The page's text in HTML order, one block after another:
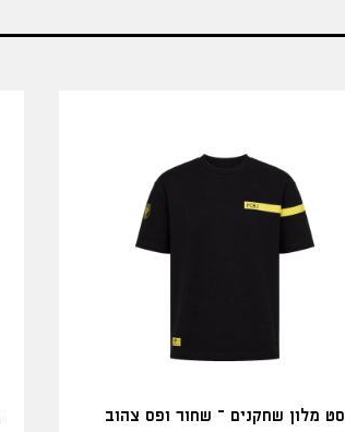
סט מלון שחקנים – שחור ופס צהוב